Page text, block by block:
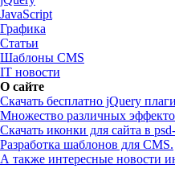
JavaScript
Графика
Статьи
Шаблоны CMS
IT новости
О сайте
Скачать бесплатно jQuery
Множество различных
Скачать иконки для сайта в
Разработка шаблонов для CMS.
А также интересные новости